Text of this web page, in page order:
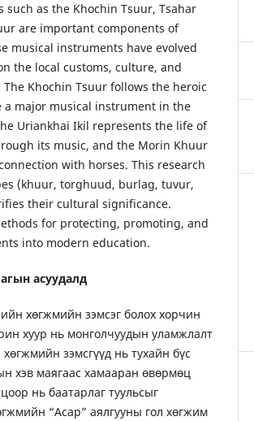
as the Khochin Tsuur, Tsahar
are important components of
musical instruments have evolved
the local customs, culture, and
Khochin Tsuur follows the heroic
a major musical instrument in the
Uriankhai Ikil represents the life of
its music, and the Morin Khuur
with horses. This research
(khuur, torghuud, burlag, tuvur,
their cultural significance.
for protecting, promoting, and
into modern education.
асуудалд
хөгжмийн зэмсэг болох хорчин
хуур нь монголчуудын уламжлалт
зэмсгүүд нь тухайн бүс
хэв маягаас хамааран өвөрмөц
нь баатарлаг туульсыг
“Асар” аялгууны гол хөгжим